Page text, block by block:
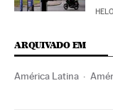
ARQUIVADO EM
América Latina